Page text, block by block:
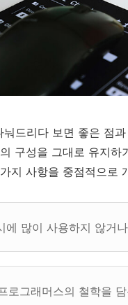
드리다 보면 좋은 점
구성을 그대로 유지
지 사항을 중점적으로
에 많이 사용하지 않거
로그래머스의 철학을